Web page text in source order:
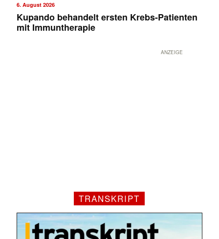
6. August 2026
Kupando behandelt ersten Krebs-Patienten
mit Immuntherapie
ANZEIGE
TRANSKRIPT